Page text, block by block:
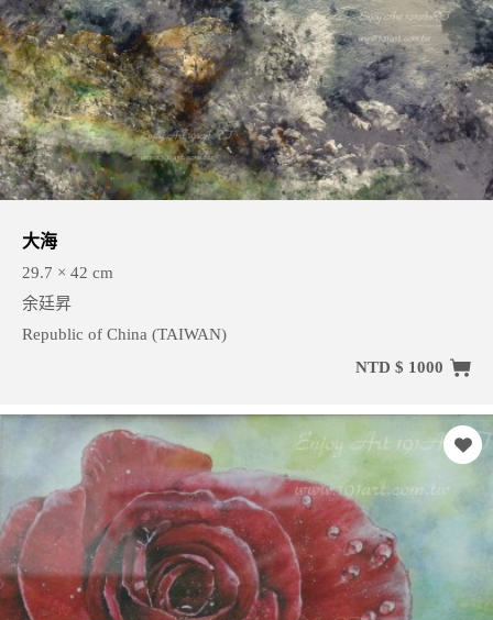
大海
29.7 × 42 cm
余廷昇
Republic of China (TAIWAN)
NTD $ 1000